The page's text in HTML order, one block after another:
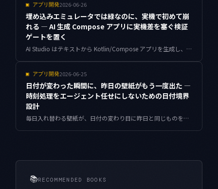
▣ アプリ開発2026-06-26
埋め込みエミュレータでは緑なのに、実機で初めて崩
れる — AI 生成 Compose アプリに実機差を塞ぐ検証
ゲートを置く
AI Studio はテキストから Kotlin/Compose アプリを生成し、埋め込みエミュレータで動かし、USB で実機へ送るところまで一画面でつなぎました。けれどエミュレータで通った画面が、手元の実機で初めて崩れることがあります。個人開発で複数アプリを抱える立場から、生成物に実機差を塞ぐ検証ゲートを据える設計をまとめました。
▣ アプリ開発2026-06-25
日付が変わった瞬間に、昨日の壁紙がもう一度出た —
時刻処理をエージェント任せにしないための日付境界
設計
毎日入れ替わる壁紙が、日付の変わり目に昨日と同じものを出したり、海外移動中の利用者だけ二回切り替わったりしていた問題を、端末時計・タイムゾーン・夏時間の三つに分けて設計し直した記録です。エージェントが書いた素朴な時刻コードのどこが本番で崩れるか、安定した日付キーの作り方、巻き戻し時計への防御、注入可能な時計でのテストまでを個人開発の視点でまとめました。
📚RECOMMENDED BOOKS